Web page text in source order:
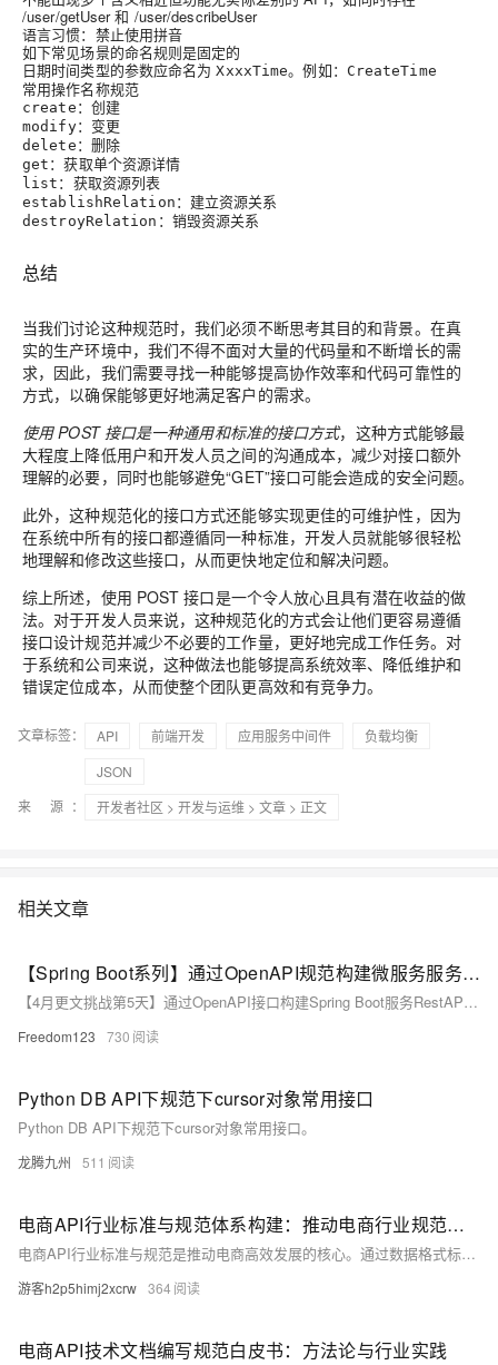
/user/getUser 和 /user/describeUser
语言习惯：禁止使用拼音
如下常见场景的命名规则是固定的
日期时间类型的参数应命名为XxxxTime。例如： CreateTime
常用操作名称规范
create ：创建
modify：变更
delete ：删除
get ：获取单个资源详情
list ：获取资源列表
establishRelation ：建立资源关系
destroyRelation ：销毁资源关系
总结
当我们讨论这种规范时，我们必须不断思考其目的和背景。在真
实的生产环境中，我们不得不面对大量的代码量和不断增长的需
求，因此，我们需要寻找一种能够提高协作效率和代码可靠性的
方式，以确保能够更好地满足客户的需求。
使用 POST 接口是一种通用和标准的接口方式，这种方式能够最
大程度上降低用户和开发人员之间的沟通成本，减少对接口额外
理解的必要，同时也能够避免“GET”接口可能会造成的安全问题。
此外，这种规范化的接口方式还能够实现更佳的可维护性，因为
在系统中所有的接口都遵循同一种标准，开发人员就能够很轻松
地理解和修改这些接口，从而更快地定位和解决问题。
综上所述，使用 POST 接口是一个令人放心且具有潜在收益的做
法。对于开发人员来说，这种规范化的方式会让他们更容易遵循
接口设计规范并减少不必要的工作量，更好地完成工作任务。对
于系统和公司来说，这种做法也能够提高系统效率、降低维护和
错误定位成本，从而使整个团队更高效和有竞争力。
文章标签： API 前端开发 应用服务中间件
负载均衡
JSON
来 源：
开发者社区 > 开发与运维 > 文章 > 正文
相关文章
【Spring Boot系列】通过OpenAPI规范构建微服务服务接口
【4月更文挑战第5天】通过OpenAPI接口构建Spring Boot服务RestAPI接口
Freedom123 730
Python DB API下规范下cursor对象常用接口
Python DB API下规范下cursor对象常用接口。
龙腾九州 511
电商API行业标准与规范体系构建：推动电商行业规范化前行
电商API行业标准与规范是推动电商高效发展的核心。通过数据格式标准化、接口设计一致性及严格的安全措施，可提升数据交互效率、保障安全并促进系统兼容性。淘宝、京东、拼多多等平台的实践展示了其重要性。未来，智能化、隐私保护强化和跨平台集成将成为主要趋势，助力电商生态持续繁荣。
游客h2p5himj2xcrw 364
电商API技术文档编写规范白皮书：方法论与行业实践